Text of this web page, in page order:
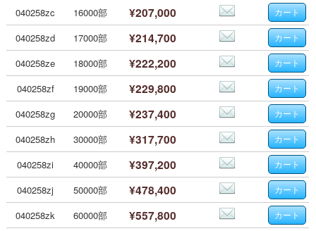
040258zc 16000部 ¥207,000
040258zd 17000部 ¥214,700
040258ze 18000部 ¥222,200
040258zf 19000部 ¥229,800
040258zg 20000部 ¥237,400
040258zh 30000部 ¥317,700
040258zi 40000部 ¥397,200
040258zj 50000部 ¥478,400
040258zk 60000部 ¥557,800